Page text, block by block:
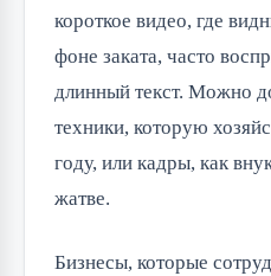
короткое видео, где
фоне заката, часто
длинный текст. Можно
техники, которую
году, или кадры, как
жатве.
Бизнесы, которые